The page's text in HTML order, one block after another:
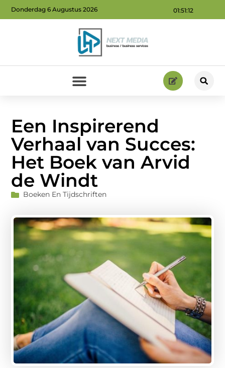
01:51:13
Donderdag 6 Augustus 2026
Een Inspirerend
Verhaal van Succes:
Het Boek van Arvid
de Windt
Boeken En Tijdschriften